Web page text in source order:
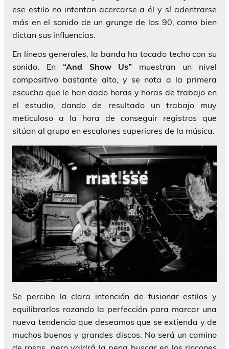
ese estilo no intentan acercarse a él y sí adentrarse
más en el sonido de un grunge de los 90, como bien
dictan sus influencias.
En líneas generales, la banda ha tocado techo con su
sonido. En “And Show Us” muestran un nivel
compositivo bastante alto, y se nota a la primera
escucha que le han dado horas y horas de trabajo en
el estudio, dando de resultado un trabajo muy
meticuloso a la hora de conseguir registros que
sitúan al grupo en escalones superiores de la música.
Se percibe la clara intención de fusionar estilos y
equilibrarlos rozando la perfección para marcar una
nueva tendencia que deseamos que se extienda y de
muchos buenos y grandes discos. No será un camino